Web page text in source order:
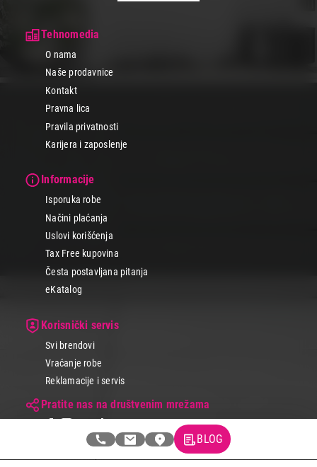
Tehnomedia
O nama
Naše prodavnice
Kontakt
Pravna lica
Pravila privatnosti
Karijera i zaposlenje
Informacije
Isporuka robe
Načini plaćanja
Uslovi korišćenja
Tax Free kupovina
Česta postavljana pitanja
eKatalog
Korisnički servis
Svi brendovi
Vraćanje robe
Reklamacije i servis
Pratite nas na društvenim mrežama
BLOG